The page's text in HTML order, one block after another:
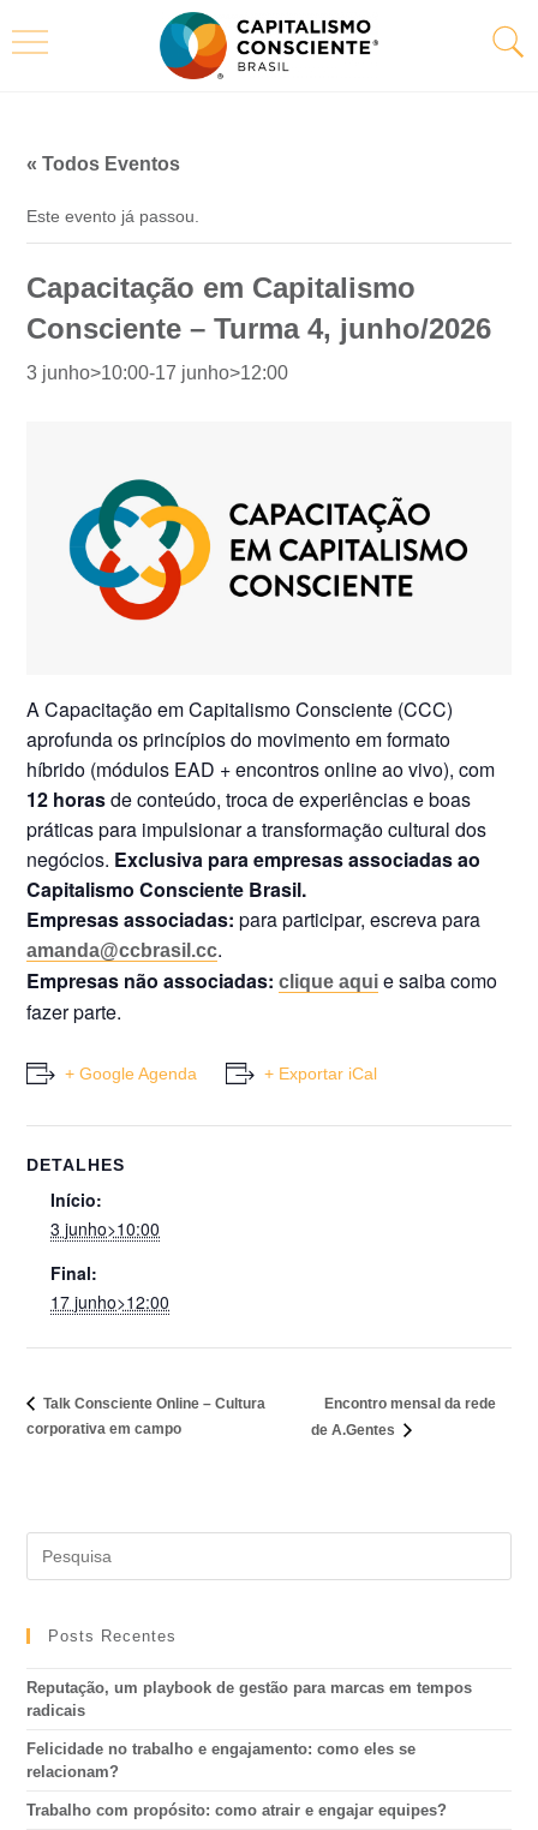
« Todos Eventos
Este evento já passou.
Capacitação em Capitalismo
Consciente – Turma 4, junho/2026
3 junho>10:00-17 junho>12:00
A Capacitação em Capitalismo Consciente (CCC)
aprofunda os princípios do movimento em formato
híbrido (módulos EAD + encontros online ao vivo), com
12 horasde conteúdo, troca de experiências e boas
práticas para impulsionar a transformação cultural dos
negócios. Exclusiva para empresas associadas ao
Capitalismo Consciente Brasil.
Empresas associadas: para participar, escreva para
amanda@ccbrasil.cc.
Empresas não associadas: clique aqui e saiba como
fazer parte.
+ Google Agenda + Exportar iCal
DETALHES
Início:
3 junho>10:00
Final:
17 junho>12:00
Talk Consciente Online – Cultura
corporativa em campo
Encontro mensal da rede
de A.Gentes
Posts Recentes
Reputação, um playbook de gestão para marcas em tempos
radicais
Felicidade no trabalho e engajamento: como eles se
relacionam?
Trabalho com propósito: como atrair e engajar equipes?